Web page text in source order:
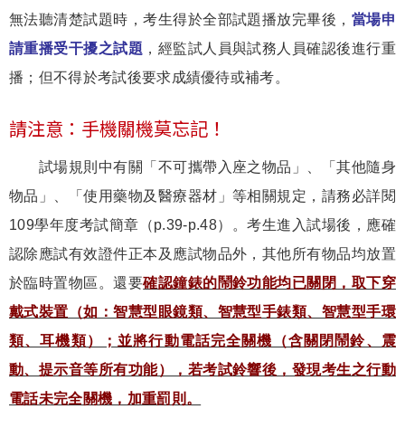
無法聽清楚試題時，考生得於全部試題播放完畢後， 當場申
請重播受干擾之試題 ，經監試人員與試務人員確認後進行重
播；但不得於考試後要求成績優待或補考。
請注意：手機關機莫忘記！
試場規則中有關「不可攜帶入座之物品」、「其他隨身
物品」、「使用藥物及醫療器材」等相關規定，請務必詳閱
109學年度考試簡章（p.39-p.48）。考生進入試場後，應確
認除應試有效證件正本及應試物品外，其他所有物品均放置
於臨時置物區。還要確認鐘錶的鬧鈴功能均已關閉，取下穿
戴式裝置（如：智慧型眼鏡類、智慧型手錶類、智慧型手環
類、耳機類）；並將行動電話完全關機（含關閉鬧鈴、震
動、提示音等所有功能），若考試鈴響後，發現考生之行動
電話未完全關機，加重罰則。